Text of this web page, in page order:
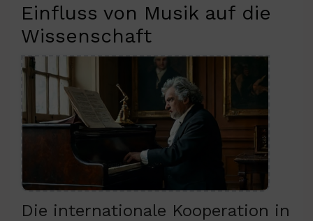
Einfluss von Musik auf die
Wissenschaft
Die internationale Kooperation in